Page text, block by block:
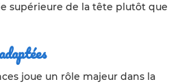
supérieure de la tête plutôt que
joue un rôle majeur dans la